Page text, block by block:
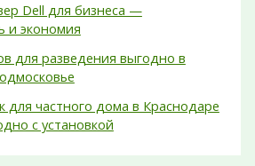
Dell для бизнеса —
и экономия
для разведения выгодно в
для частного дома в Краснодаре
с установкой